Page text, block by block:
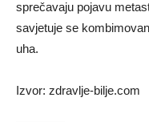
sprečavaju pojavu
savjetuje se
uha.
Izvor: zdravlje-bilje.com